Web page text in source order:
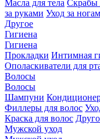
Масла для тела Скрабы
за руками Уход за
Другое
Гигиена
Гигиена
Прокладки Интимная
Ополаскиватели для
Волосы
Волосы
Шампуни
Филлеры для волос
Краска для волос
Мужской уход